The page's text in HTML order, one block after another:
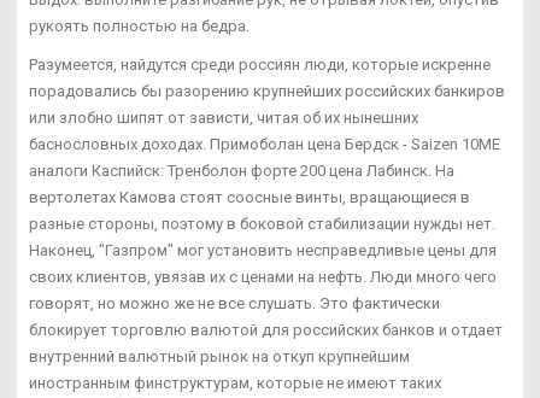
рукоять полностью на бедра.
Разумеется, найдутся среди россиян люди, которые искренне
порадовались бы разорению крупнейших российских банкиров
или злобно шипят от зависти, читая об их нынешних
баснословных доходах. Примоболан цена Бердск - Saizen 10ME
аналоги Каспийск: Тренболон форте 200 цена Лабинск. На
вертолетах Камова стоят соосные винты, вращающиеся в
разные стороны, поэтому в боковой стабилизации нужды нет.
Наконец, "Газпром" мог установить несправедливые цены для
своих клиентов, увязав их с ценами на нефть. Люди много чего
говорят, но можно же не все слушать. Это фактически
блокирует торговлю валютой для российских банков и отдает
внутренний валютный рынок на откуп крупнейшим
иностранным финструктурам, которые не имеют таких